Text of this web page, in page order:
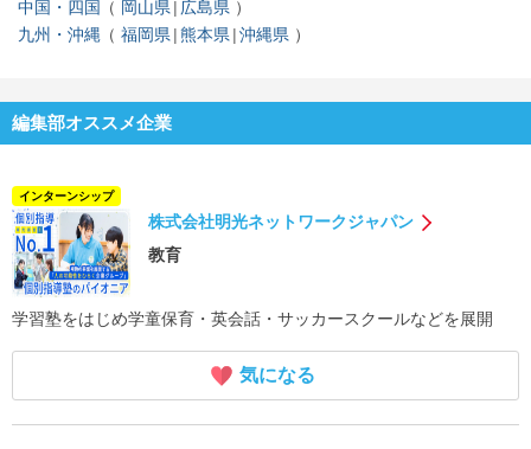
中国・四国
岡山県
広島県
九州・沖縄
福岡県 熊本県 沖縄県
編集部オススメ企業
インターンシップ
株式会社明光ネットワークジャパン
教育
学習塾をはじめ学童保育・英会話・サッカースクールなどを展開
気になる